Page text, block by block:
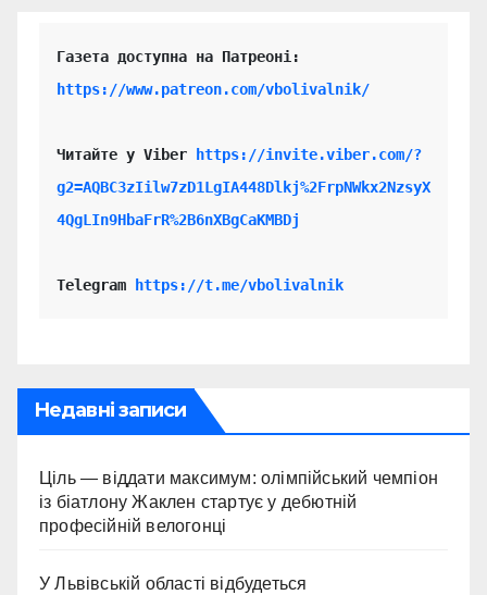
https://www.patreon.com/vbolivalnik/
Читайте у Viber
https://invite.viber.com/?
g2=AQBC3zIilw7zD1LgIA448Dlkj%2FrpNWkx2NzsyX
4QgLIn9HbaFrR%2B6nXBgCaKMBDj
Telegram https://t.me/vbolivalnik
Недавні записи
Ціль — віддати максимум: олімпійський чемпіон
із біатлону Жаклен стартує у дебютній
професійній велогонці
У Львівській області відбудеться